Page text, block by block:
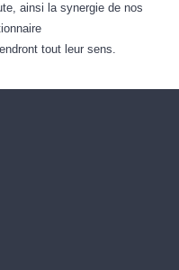
ainsi la synergie de nos
tout leur sens.